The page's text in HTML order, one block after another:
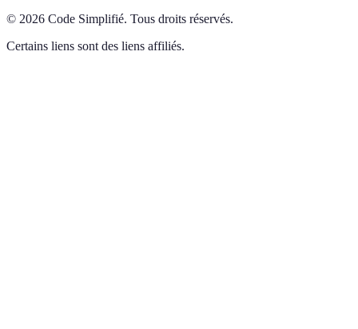
© 2026 Code Simplifié. Tous droits réservés.
Certains liens sont des liens affiliés.